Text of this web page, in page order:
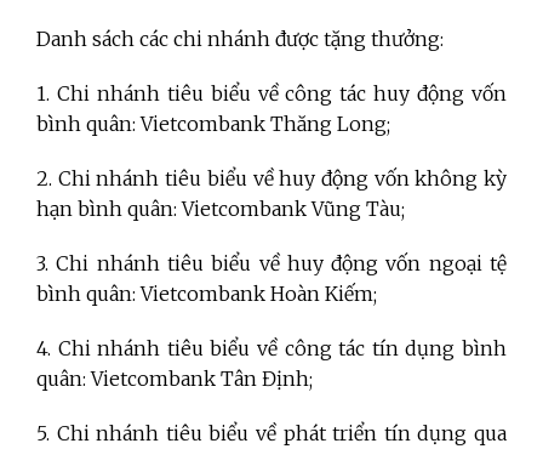
Danh sách các chi nhánh được tặng thưởng:
1. Chi nhánh tiêu biểu về công tác huy động vốn
bình quân: Vietcombank Thăng Long;
2. Chi nhánh tiêu biểu về huy động vốn không kỳ
hạn bình quân: Vietcombank Vũng Tàu;
3. Chi nhánh tiêu biểu về huy động vốn ngoại tệ
bình quân: Vietcombank Hoàn Kiếm;
4. Chi nhánh tiêu biểu về công tác tín dụng bình
quân: Vietcombank Tân Định;
5. Chi nhánh tiêu biểu về phát triển tín dụng qua